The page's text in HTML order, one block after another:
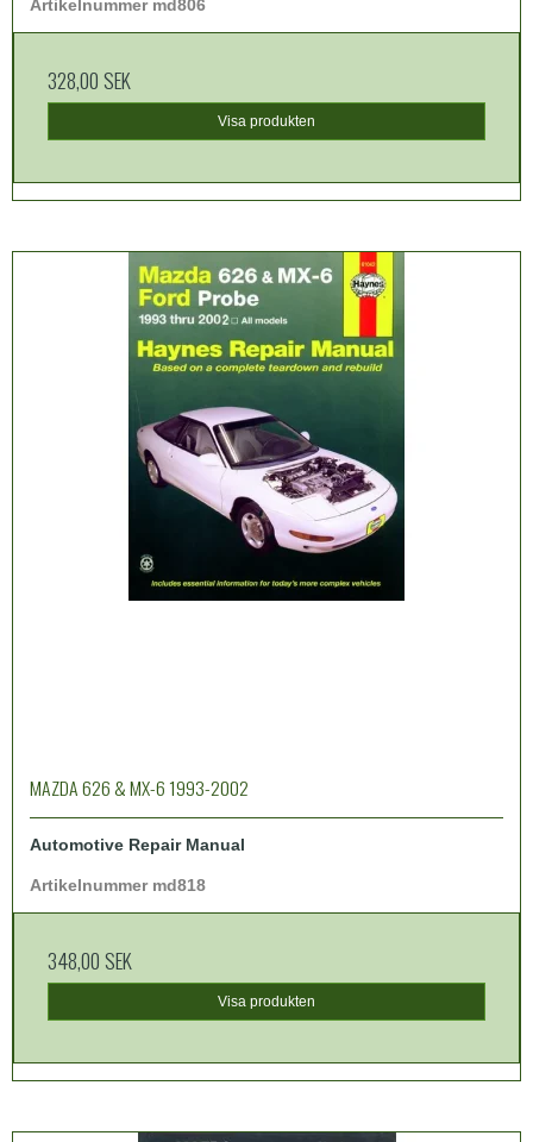
Artikelnummer md806
328,00 SEK
Visa produkten
MAZDA 626 & MX-6 1993-2002
Automotive Repair Manual
Artikelnummer md818
348,00 SEK
Visa produkten